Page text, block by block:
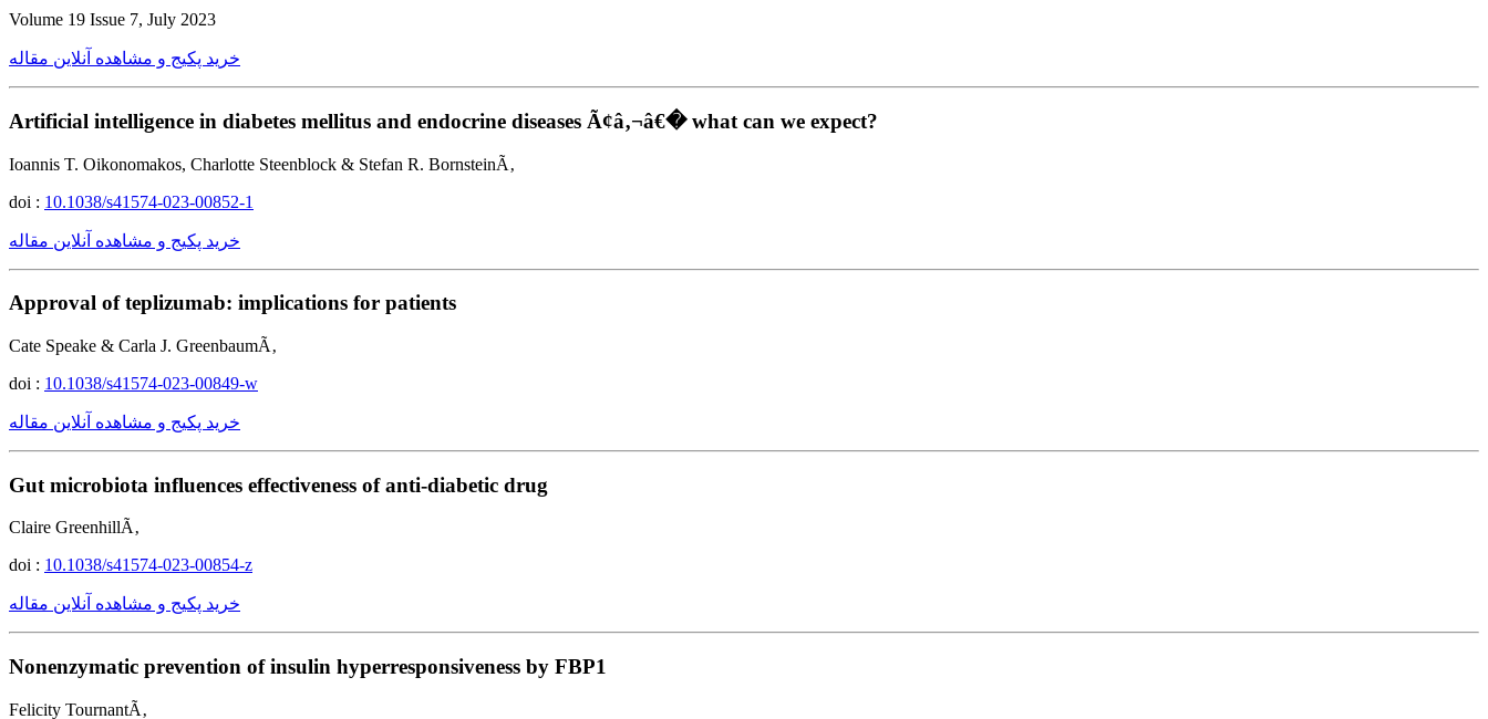
Volume 19 Issue 7, July 2023
خرید پکیج و مشاهده آنلاین مقاله
Artificial intelligence in diabetes mellitus and endocrine diseases Ã¢â‚¬â€� what can we expect?
Ioannis T. Oikonomakos, Charlotte Steenblock & Stefan R. BornsteinÃ‚
doi : 10.1038/s41574-023-00852-1
خرید پکیج و مشاهده آنلاین مقاله
Approval of teplizumab: implications for patients
Cate Speake & Carla J. GreenbaumÃ‚
doi : 10.1038/s41574-023-00849-w
خرید پکیج و مشاهده آنلاین مقاله
Gut microbiota influences effectiveness of anti-diabetic drug
Claire GreenhillÃ‚
doi : 10.1038/s41574-023-00854-z
خرید پکیج و مشاهده آنلاین مقاله
Nonenzymatic prevention of insulin hyperresponsiveness by FBP1
Felicity TournantÃ‚